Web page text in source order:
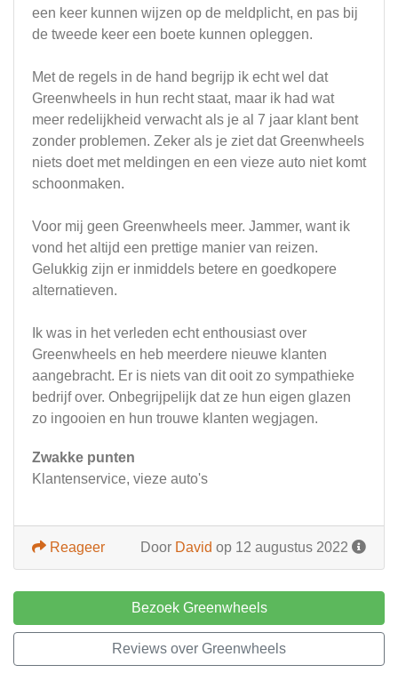
een keer kunnen wijzen op de meldplicht, en pas bij
de tweede keer een boete kunnen opleggen.
Met de regels in de hand begrijp ik echt wel dat
Greenwheels in hun recht staat, maar ik had wat
meer redelijkheid verwacht als je al 7 jaar klant bent
zonder problemen. Zeker als je ziet dat Greenwheels
niets doet met meldingen en een vieze auto niet komt
schoonmaken.
Voor mij geen Greenwheels meer. Jammer, want ik
vond het altijd een prettige manier van reizen.
Gelukkig zijn er inmiddels betere en goedkopere
alternatieven.
Ik was in het verleden echt enthousiast over
Greenwheels en heb meerdere nieuwe klanten
aangebracht. Er is niets van dit ooit zo sympathieke
bedrijf over. Onbegrijpelijk dat ze hun eigen glazen
zo ingooien en hun trouwe klanten wegjagen.
Zwakke punten
Klantenservice, vieze auto's
Door David op 12 augustus 2022
Reageer
Bezoek Greenwheels
Reviews over Greenwheels